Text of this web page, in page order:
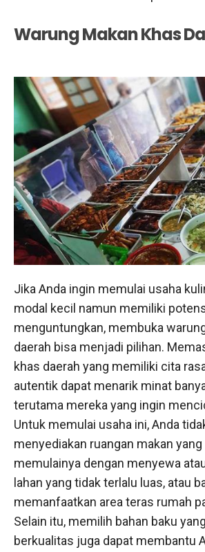
Warung Makan Khas
Jika Anda ingin memulai usaha
modal kecil namun memiliki
menguntungkan, membuka
daerah bisa menjadi pilihan.
khas daerah yang memiliki cita
autentik dapat menarik minat
terutama mereka yang ingin
Untuk memulai usaha ini, Anda
menyediakan ruangan makan
memulainya dengan menyewa
lahan yang tidak terlalu luas, atau
memanfaatkan area teras rumah
Selain itu, memilih bahan baku
berkualitas juga dapat membantu